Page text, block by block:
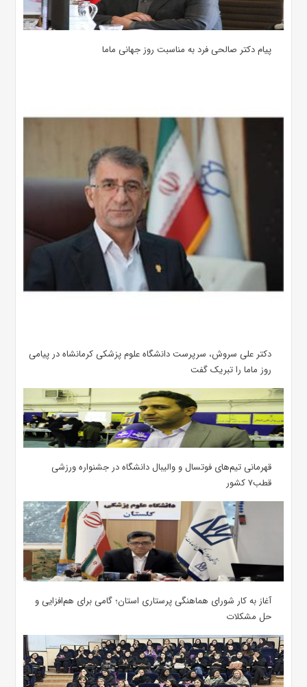
پیام دکتر صالحی فرد به مناسبت روز جهانی ماما
دکتر علی سروش، سرپرست دانشگاه علوم پزشکی کرمانشاه در پیامی
روز ماما را تبریک گفت
قهرمانی تیم‌های فوتسال و والیبال دانشگاه در جشنواره ورزشی
قطب۷ کشور
آغاز به کار شورای هماهنگی پرستاری استان؛ گامی برای هم‌افزایی و
حل مشکلات